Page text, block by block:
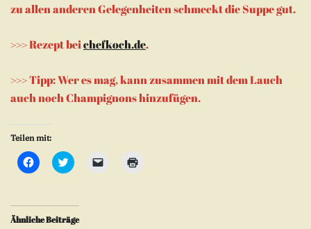
zu allen anderen Gelegenheiten schmeckt die Suppe gut.
>>> Rezept beichefkoch.de.
>>> Tipp: Wer es mag, kann zusammen mit dem Lauch
auch noch Champignons hinzufügen.
Teilen mit:
Klick,
um
teilen
(Wird
in
Klick,
um
teilen
(Wird
in
Klicken,
um
Klicken
zum
Ähnliche Beiträge